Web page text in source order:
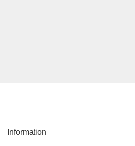
Information